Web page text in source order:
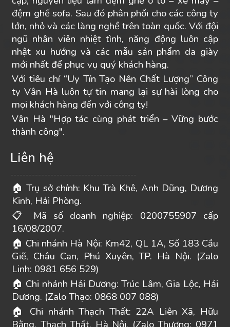
đệm ghế sofa. Sau đó phân phối cho các công ty
lớn, nhỏ và các làng nghề trên toàn quốc. Với đội
ngũ nhân viên nhiệt tình, năng động luôn cập
nhật xu hướng và các mẫu sản phẩm da giày
mới nhất để phục vụ quý khách hàng.
Với tiêu chí “Uy Tín Tạo Nên Chất Lượng” Công
ty Vân Hà luôn tự tin mang lại sự hài lòng cho
mọi khách hàng đến với công ty!
Vân Hà "Hợp tác cùng phát triển – Vững bước
thành công".
Liên hệ
-----------------------------------------
🏠 Trụ sở chính: Khu Trà Khê, Anh Dũng, Dương
Kinh, Hải Phòng.
📋
Mã số doanh nghiệp: 0200755907 cấp
16/08/2007.
🏠 Chi nhánh Hà Nội: Km42, QL 1A, Số 183 Cầu
Giẽ, Châu Can, Phú Xuyên, TP. Hà Nội. (Zalo
Linh: 0981 656 529)
🏠 Chi nhánh Hải Dương: Trúc Lâm, Gia Lộc, Hải
Dương. (Zalo Thạo: 0868 007 088)
🏠 Chi nhánh Thạch Thất: 22A Liên Xã, Hữu